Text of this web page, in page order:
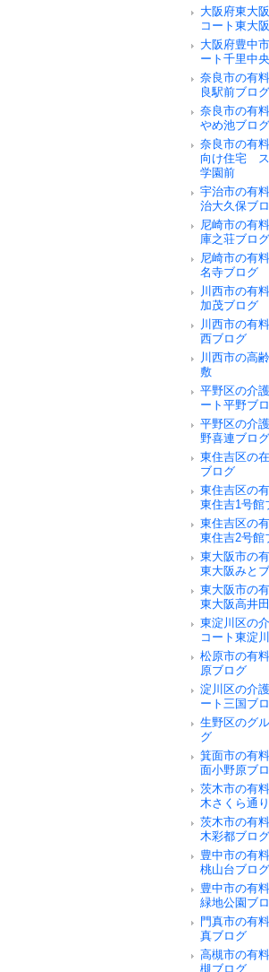
大阪府東大
コート東大
大阪府豊中
ート千里中
奈良市の有
良駅前ブログ
奈良市の有
やめ池ブログ
奈良市の有
向け住宅 ス
学園前
宇治市の有
治大久保ブ
尼崎市の有
庫之荘ブログ
尼崎市の有
名寺ブログ
川西市の有
加茂ブログ
川西市の有
西ブログ
川西市の高
敷
平野区の介
ート平野ブ
平野区の介
野喜連ブログ
東住吉区の
ブログ
東住吉区の
東住吉1号館
東住吉区の
東住吉2号館
東大阪市の
東大阪みと
東大阪市の
東大阪高井
東淀川区の
コート東淀
松原市の有
原ブログ
淀川区の介
ート三国ブ
生野区のグ
グ
箕面市の有
面小野原ブ
茨木市の有
木さくら通り
茨木市の有
木彩都ブログ
豊中市の有
桃山台ブログ
豊中市の有
緑地公園ブ
門真市の有
真ブログ
高槻市の有
槻ブログ